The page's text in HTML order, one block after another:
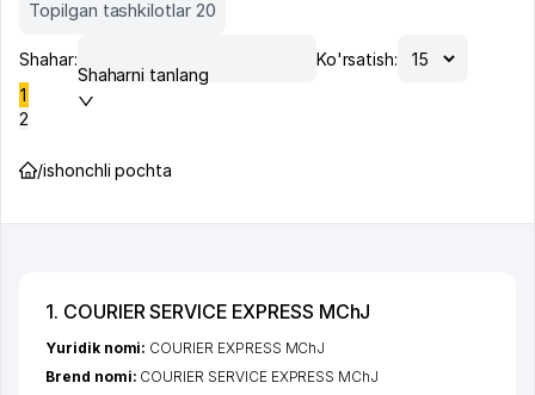
Topilgan tashkilotlar 20
Shahar:
Shaharni tanlang
Ko'rsatish:
1
2
/ishonchli pochta
1. COURIER SERVICE EXPRESS MChJ
Yuridik nomi: COURIER EXPRESS MChJ
Brend nomi: COURIER SERVICE EXPRESS MChJ